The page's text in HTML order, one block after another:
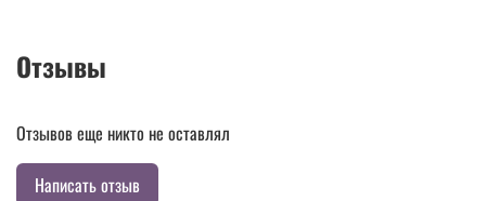
Отзывы
Отзывов еще никто не оставлял
Написать отзыв